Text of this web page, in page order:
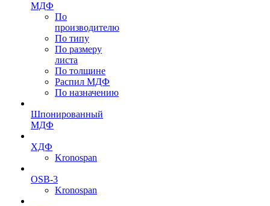
МДФ
По
производителю
По типу
По размеру
листа
По толщине
Распил МДФ
По назначению
Шпонированный
МДФ
ХДФ
Kronospan
OSB-3
Kronospan